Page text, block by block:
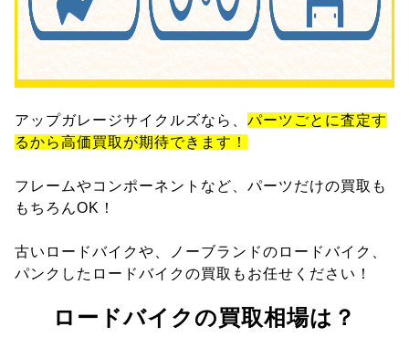
アップガレージサイクルズなら、 パーツごとに査定す
るから高価買取が期待できます！
フレームやコンポーネントなど、パーツだけの買取も
もちろんOK！
古いロードバイクや、ノーブランドのロードバイク、
パンクしたロードバイクの買取もお任せください！
ロードバイクの買取相場は？